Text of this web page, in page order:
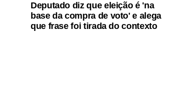
Deputado diz que eleição é 'na
base da compra de voto' e alega
que frase foi tirada do contexto